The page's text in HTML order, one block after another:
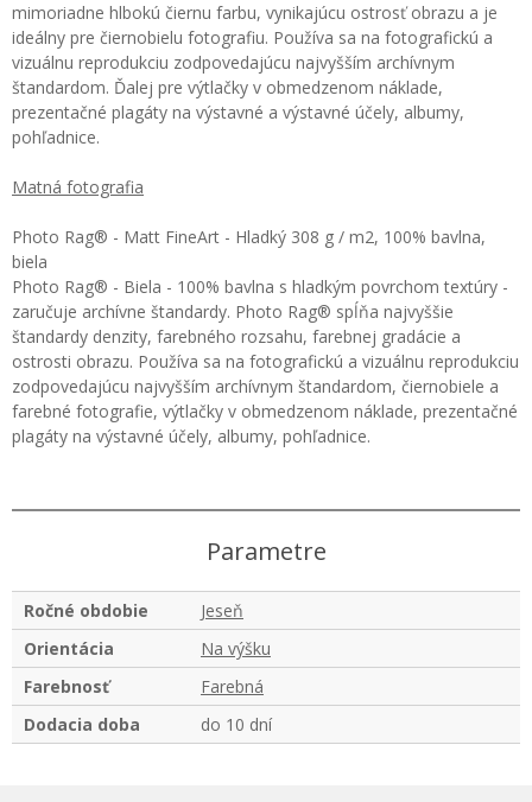
mimoriadne hlbokú čiernu farbu, vynikajúcu ostrosť obrazu a je
ideálny pre čiernobielu fotografiu. Používa sa na fotografickú a
vizuálnu reprodukciu zodpovedajúcu najvyšším archívnym
štandardom. Ďalej pre výtlačky v obmedzenom náklade,
prezentačné plagáty na výstavné a výstavné účely, albumy,
pohľadnice.
Matná fotografia
Photo Rag® - Matt FineArt - Hladký 308 g / m2, 100% bavlna,
biela
Photo Rag® - Biela - 100% bavlna s hladkým povrchom textúry -
zaručuje archívne štandardy. Photo Rag® spĺňa najvyššie
štandardy denzity, farebného rozsahu, farebnej gradácie a
ostrosti obrazu. Používa sa na fotografickú a vizuálnu reprodukciu
zodpovedajúcu najvyšším archívnym štandardom, čiernobiele a
farebné fotografie, výtlačky v obmedzenom náklade, prezentačné
plagáty na výstavné účely, albumy, pohľadnice.
Parametre
Ročné obdobie
Jeseň
Orientácia
Na výšku
Farebnosť
Farebná
Dodacia doba
do 10 dní